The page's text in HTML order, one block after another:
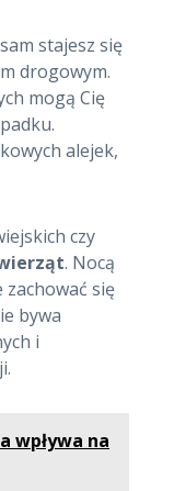
stajesz się
drogowym.
mogą Cię
alejek,
czy
. Nocą
zachować się
bywa
i
wpływa na